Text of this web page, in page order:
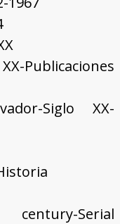
Publicaciones
Siglo XX-
century-Serial